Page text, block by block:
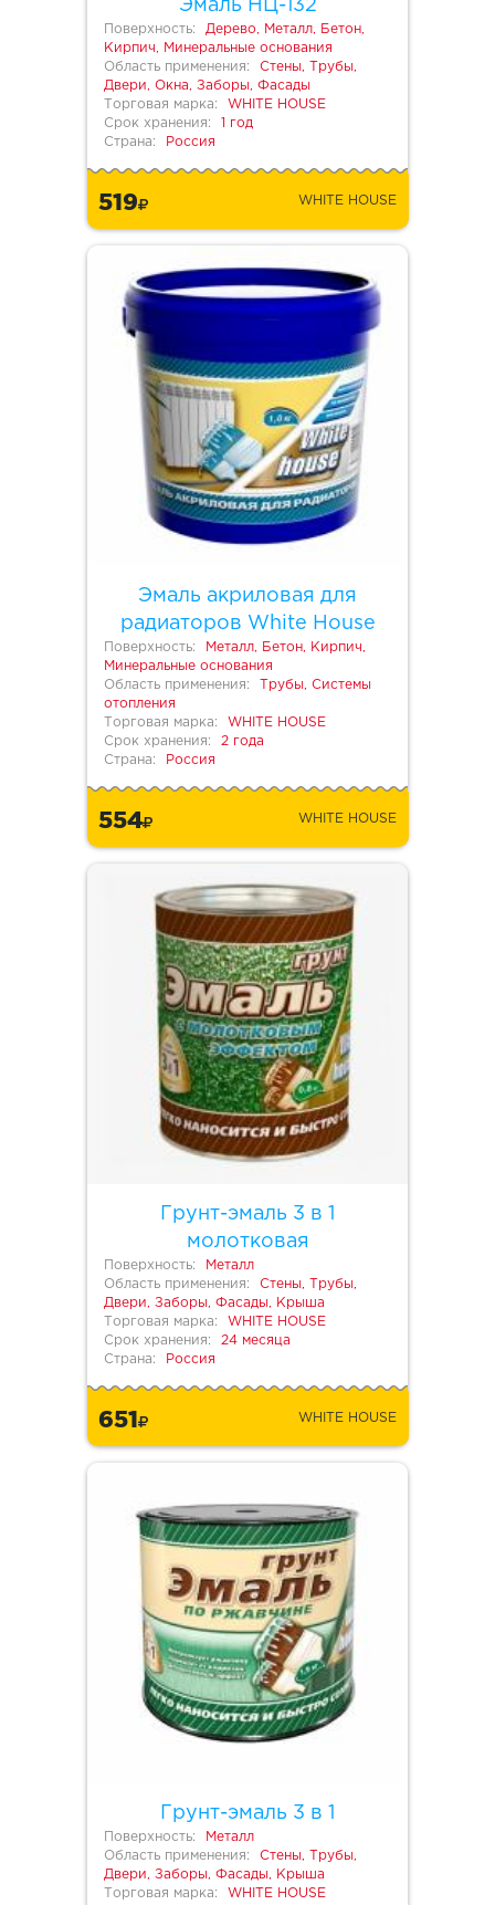
Эмаль НЦ-132
Поверхность:
Дерево, Металл, Бетон,
Кирпич, Минеральные основания
Область применения:
Стены, Трубы,
Двери, Окна, Заборы, Фасады
Торговая марка:
WHITE HOUSE
Срок хранения:
1 год
Страна:
Россия
519 WHITE HOUSE
Эмаль акриловая для
радиаторов White House
Поверхность:
Металл, Бетон, Кирпич,
Минеральные основания
Область применения:
Трубы, Системы
отопления
Торговая марка:
WHITE HOUSE
Срок хранения:
2 года
Страна:
Россия
554 WHITE HOUSE
Грунт-эмаль 3 в 1
молотковая
Поверхность:
Металл
Область применения:
Стены, Трубы,
Двери, Заборы, Фасады, Крыша
Торговая марка:
WHITE HOUSE
Срок хранения:
24 месяца
Страна:
Россия
651 WHITE HOUSE
Грунт-эмаль 3 в 1
Поверхность:
Металл
Область применения:
Стены, Трубы,
Двери, Заборы, Фасады, Крыша
Торговая марка:
WHITE HOUSE